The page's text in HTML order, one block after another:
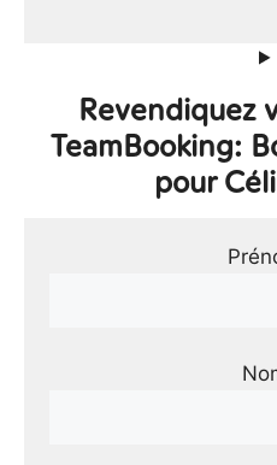
Revendiquez
TeamBooking:
pour